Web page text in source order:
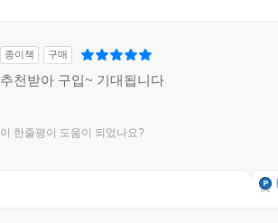
종이책 구매
추천받아 구입~ 기대됩니다
이 한줄평이 도움이 되었나요?